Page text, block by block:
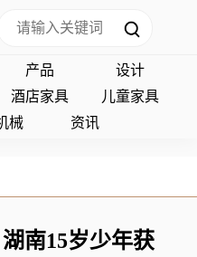
产品
设计
酒店家具
儿童家具
械 资讯
南15岁少年获